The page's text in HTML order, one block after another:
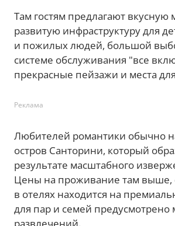
Там гостям предлагают вкусную
развитую инфраструктуру для
и пожилых людей, большой
системе обслуживания "все
прекрасные пейзажи и места
Реклама
Любителей романтики обычно
остров Санторини, который
результате масштабного
Цены на проживание там выше,
в отелях находится на
для пар и семей предусмотрено